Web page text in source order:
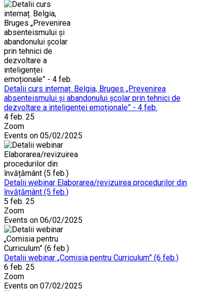
Detalii curs internaț. Belgia, Bruges „Prevenirea
absenteismului și abandonului școlar prin tehnici de
dezvoltare a inteligenței emoționale” - 4 feb.
4 feb. 25
Zoom
Events on 05/02/2025
Detalii webinar Elaborarea/revizuirea procedurilor din
învățământ (5 feb.)
5 feb. 25
Zoom
Events on 06/02/2025
Detalii webinar „Comisia pentru Curriculum” (6 feb.)
6 feb. 25
Zoom
Events on 07/02/2025